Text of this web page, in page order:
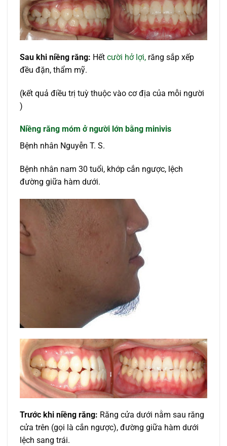
Sau khi niềng răng: Hết cười hở lợi, răng sắp xếp
đều đặn, thẩm mỹ.
(kết quả điều trị tuỳ thuộc vào cơ địa của mỗi người
)
Niềng răng móm ở người lớn bằng minivis
Bệnh nhân Nguyễn T. S.
Bệnh nhân nam 30 tuổi, khớp cắn ngược, lệch
đường giữa hàm dưới.
Trước khi niềng răng: Răng cửa dưới nằm sau răng
cửa trên (gọi là cắn ngược), đường giữa hàm dưới
lệch sang trái.